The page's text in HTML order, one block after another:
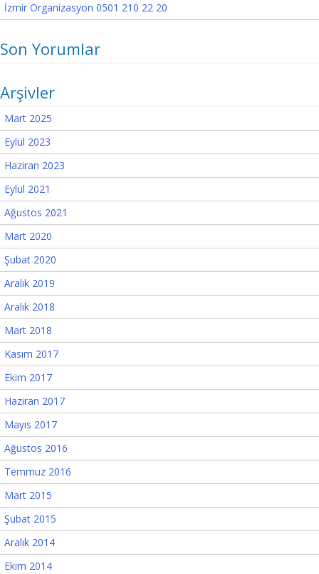
İzmir Organizasyon 0501 210 22 20
Son Yorumlar
Arşivler
Mart 2025
Eylül 2023
Haziran 2023
Eylül 2021
Ağustos 2021
Mart 2020
Şubat 2020
Aralık 2019
Aralık 2018
Mart 2018
Kasım 2017
Ekim 2017
Haziran 2017
Mayıs 2017
Ağustos 2016
Temmuz 2016
Mart 2015
Şubat 2015
Aralık 2014
Ekim 2014